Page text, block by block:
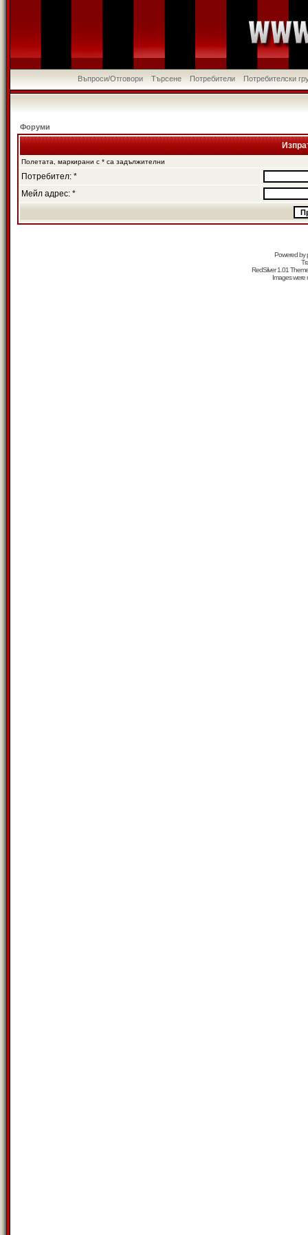
Въпроси/Отговори Търсене Потребители Потребителски
Форуми
Полетата, маркирани с * са задължителни
Потребител: *
Мейл адрес: *
Powered by
RedSilver 1.01
Images were